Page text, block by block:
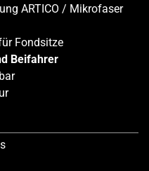
ARTICO / Mikrofaser
Fondsitze
Beifahrer